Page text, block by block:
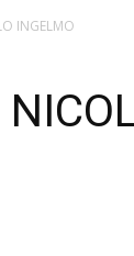
INGELMO